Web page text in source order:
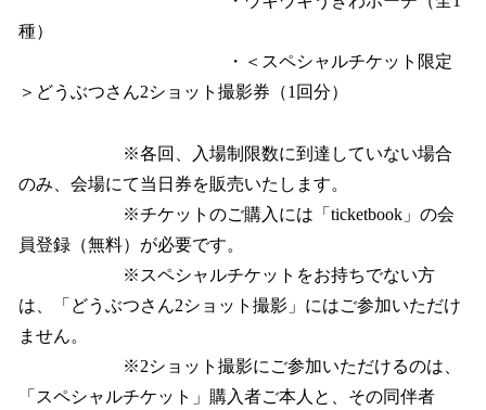
種）
・＜スペシャルチケット限定
＞どうぶつさん2ショット撮影券（1回分）
※各回、入場制限数に到達していない場合
のみ、会場にて当日券を販売いたします。
※チケットのご購入には「ticketbook」の会
員登録（無料）が必要です。
※スペシャルチケットをお持ちでない方
は、「どうぶつさん2ショット撮影」にはご参加いただけ
ません。
※2ショット撮影にご参加いただけるのは、
「スペシャルチケット」購入者ご本人と、その同伴者